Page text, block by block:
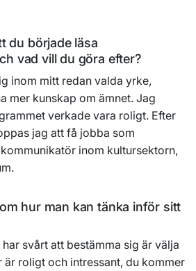
du började läsa
vad vill du göra efter?
inom mitt redan valda yrke,
mer kunskap om ämnet. Jag
verkade vara roligt. Efter
jag att få jobba som
inom kultursektorn,
hur man kan tänka inför sitt
svårt att bestämma sig är välja
är roligt och intressant, du kommer